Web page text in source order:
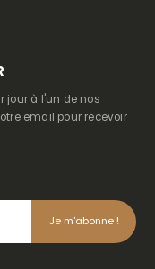
jour à l'un de nos
email pour recevoir